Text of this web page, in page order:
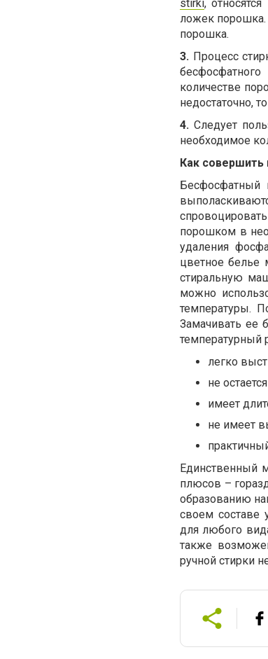
stirki,
ложек порошка.
порошка.
3. Процесс
количестве
недостаточно,
4. Следует
необходимое
Как
Бесфосфатный
порошком в
удаления
цветное белье
стиральную
можно
температуры.
Замачивать ее
температурный
легко
не
имеет
не имеет
Единственный
плюсов –
образованию
своем составе
для любого
также
ручной стирки